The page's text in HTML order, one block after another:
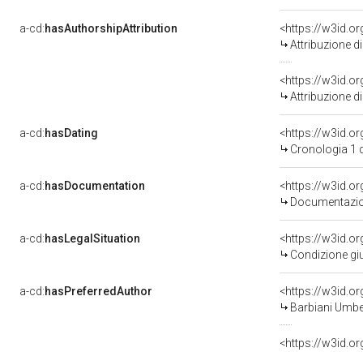
a-cd:hasAuthorshipAttribution
<https://
Attribuzione di
<https://
Attribuzione di
a-cd:hasDating
<https://
Cronologia 1
a-cd:hasDocumentation
a-cd:hasLegalSituation
Condizione
a-cd:hasPreferredAuthor
<https://
Barbiani
<https://